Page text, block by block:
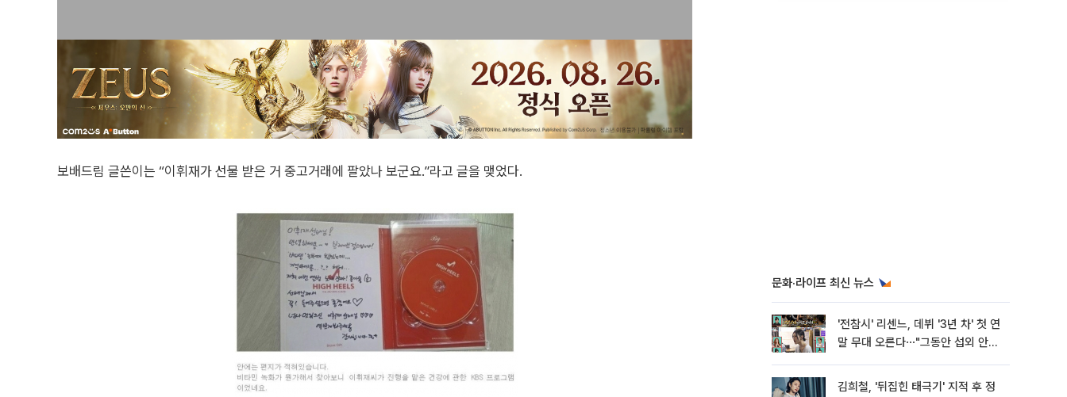
보배드림 글쓴이는 “이휘재가 선물 받은 거 중고거래에 팔았나 보군요.”라고 글을 맺었다.
문화·라이프 최신 뉴스
'전참시' 리센느, 데뷔 '3년 차' 첫 연
말 무대 오른다⋯"그동안 섭외 안
김희철, '뒤집힌 태극기' 지적 후 정